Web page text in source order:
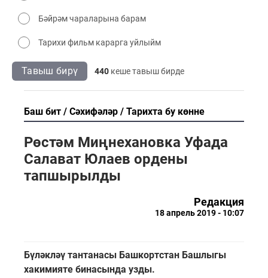
Бәйрәм чараларына барам
Тарихи фильм карарга уйлыйм
Тавыш бирү 440 кеше тавыш бирде
Баш бит Сәхифәләр Тарихта бу көнне
Рөстәм Миңнехановка Уфада
Салават Юлаев ордены
тапшырылды
Редакция
18 апрель 2019 - 10:07
Бүләкләү тантанасы Башкортстан Башлыгы
хакимияте бинасында узды.